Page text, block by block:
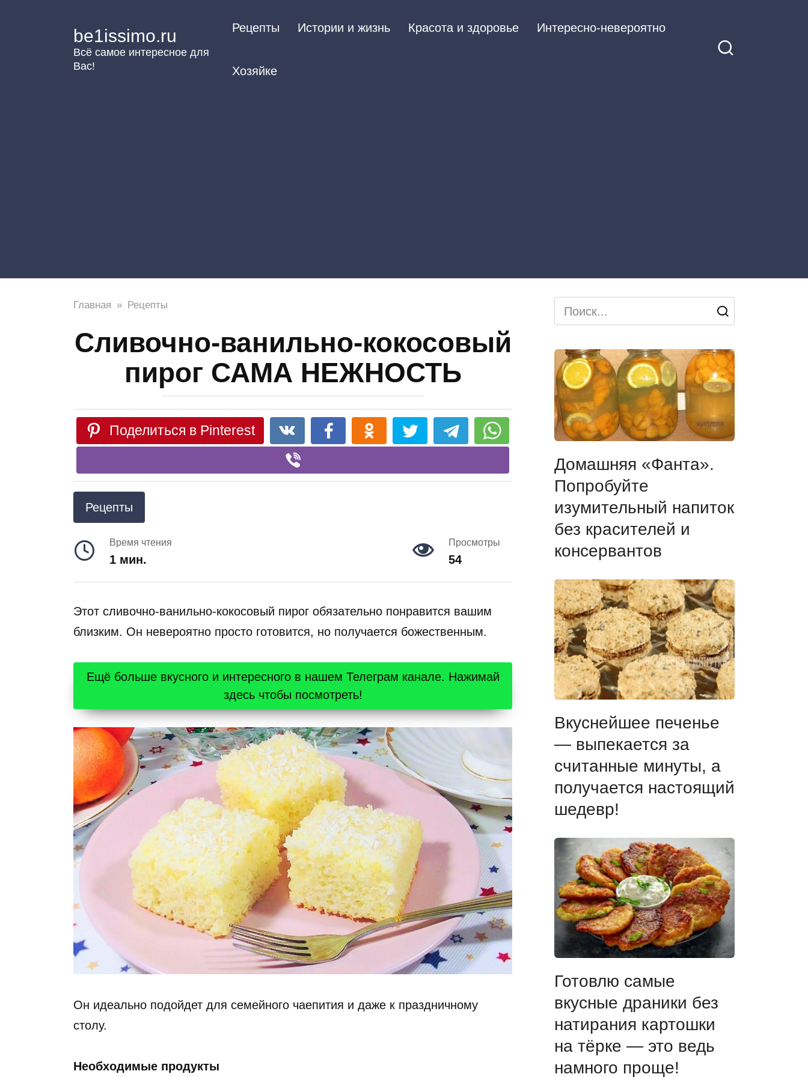
be1issimo.ru
Всё самое интересное для
Вас!
Рецепты Истории и жизнь Красота и здоровье Интересно-невероятно
Хозяйке
Главная » Рецепты
Сливочно-ванильно-кокосовый
пирог САМА НЕЖНОСТЬ
Поделиться в Pinterest
Рецепты
Время чтения
1 мин.
Просмотры
54
Этот сливочно-ванильно-кокосовый пирог обязательно понравится вашим
близким. Он невероятно просто готовится, но получается божественным.
Ещё больше вкусного и интересного в нашем Телеграм канале. Нажимай
здесь чтобы посмотреть!
Он идеально подойдет для семейного чаепития и даже к праздничному
столу.
Необходимые продукты
Search
for:
Домашняя «Фанта».
Попробуйте
изумительный напиток
без красителей и
консервантов
Вкуснейшее печенье
— выпекается за
считанные минуты, а
получается настоящий
шедевр!
Готовлю самые
вкусные драники без
натирания картошки
на тёрке — это ведь
намного проще!